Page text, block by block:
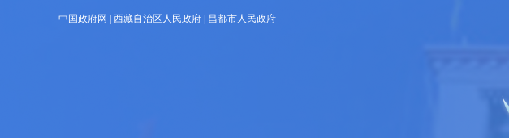
中国政府网 西藏自治区人民政府 昌都市人民政府